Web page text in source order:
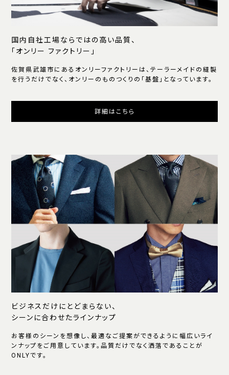
国内自社工場ならではの高い品質、
「オンリー ファクトリー」
佐賀県武雄市にあるオンリーファクトリーは、テーラーメイドの縫製
を行うだけでなく、オンリーのものつくりの「基盤」となっています。
詳細はこちら
ビジネスだけにとどまらない、
シーンに合わせたラインナップ
お客様のシーンを想像し、最適なご提案ができるように幅広いライ
ンナップをご用意しています。品質だけでなく洒落であることが
ONLYです。